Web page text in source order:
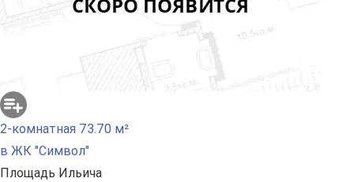
2-комнатная 73.70 м²
в ЖК "Символ"
Площадь Ильича